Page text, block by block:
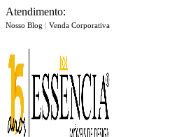
Atendimento:
Nosso Blog | Venda Corporativa